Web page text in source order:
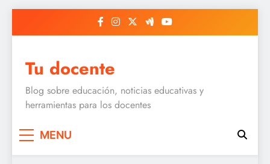
Tu docente
Blog sobre educación, noticias educativas y
herramientas para los docentes
MENU